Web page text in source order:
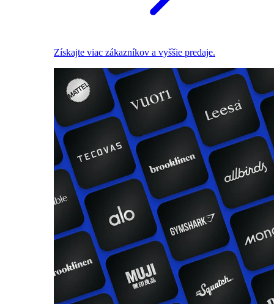
Získajte viac zákazníkov a vyššie predaje.